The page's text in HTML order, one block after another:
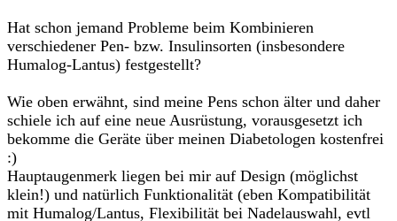
Hat schon jemand Probleme beim Kombinieren
verschiedener Pen- bzw. Insulinsorten (insbesondere
Humalog-Lantus) festgestellt?
Wie oben erwähnt, sind meine Pens schon älter und daher
schiele ich auf eine neue Ausrüstung, vorausgesetzt ich
bekomme die Geräte über meinen Diabetologen kostenfrei
:)
Hauptaugenmerk liegen bei mir auf Design (möglichst
klein!) und natürlich Funktionalität (eben Kompatibilität
mit Humalog/Lantus, Flexibilität bei Nadelauswahl, evtl